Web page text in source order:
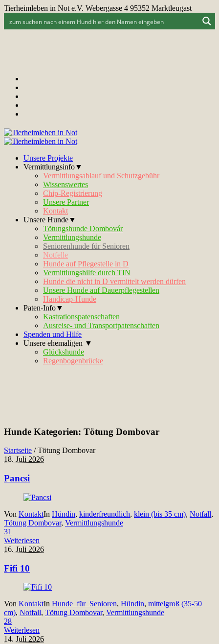
Tierheimleben in Not e.V. Webergasse 4 95352 Marktleugast
Unsere Projekte
Vermittlungsinfo▼
Vermittlungsablauf und Schutzgebühr
Wissenswertes
Chip-Registrierung
Unsere Partner
Kontakt
Unsere Hunde▼
Tötungshunde Dombovár
Vermittlungshunde
Seniorenhunde für Senioren
Notfelle
Hunde auf Pflegestelle in D
Vermittlungshilfe durch TIN
Hunde die nicht in D vermittelt werden dürfen
Unsere Hunde auf Dauerpflegestellen
Handicap-Hunde
Paten-Info▼
Kastrationspatenschaften
Ausreise- und Transportpatenschaften
Spenden und Hilfe
Unsere ehemaligen ▼
Glückshunde
Regenbogenbrücke
Hunde Kategorien: Tötung Dombovar
Startseite /Tötung Dombovar
18. Juli 2026
Pancsi
Von KontaktIn Hündin, kinderfreundlich, klein (bis 35 cm), Notfall,
Tötung Dombovar, Vermittlungshunde
31
Weiterlesen
16. Juli 2026
Fifi 10
Von KontaktIn Hunde_für_Senioren, Hündin, mittelgroß (35-50
cm), Notfall, Tötung Dombovar, Vermittlungshunde
28
Weiterlesen
14. Juli 2026